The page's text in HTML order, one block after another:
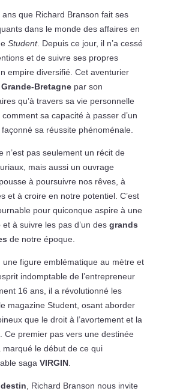
ans que Richard Branson fait ses
dans le monde des affaires en
Student. Depuis ce jour, il n’a cessé
et de suivre ses propres
empire diversifié. Cet aventurier
Grande-Bretagnepar son
qu’à travers sa vie personnelle
sa capacité à passer d’un
sa réussite phénoménale.
n’est pas seulement un récit de
mais aussi un ouvrage
à poursuivre nos rêves, à
et à croire en notre potentiel. C’est
pour quiconque aspire à une
et à suivre les pas d’un des grands
de notre époque.
, une figure emblématique au mètre et
indomptable de l’entrepreneur
16 ans, il a révolutionné les
magazine Student, osant aborder
que le droit à l’avortement et la
Ce premier pas vers une destinée
marqué le début de ce qui
saga VIRGIN.
, Richard Branson nous invite